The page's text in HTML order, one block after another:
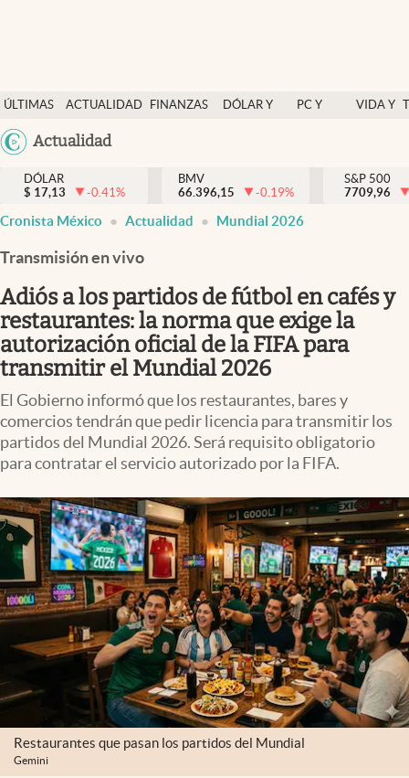
ÚLTIMAS
NOTICIAS
ACTUALIDAD
FINANZAS
DÓLAR Y
PC Y
VIDA Y
México
Actualidad
Actualidad
Finanzas y economía
Dólar y mercados
Pc y celular
Vida y estilo
Clima
Espiritualidad
abre en nueva pestaña
México
DÓLAR
$ 17,13 -0.41%
BMV
66.396,15
-0.19%
S&P 500
7709,96
Cronista México Actualidad Mundial 2026
Transmisión en vivo
Adiós a los partidos de fútbol en cafés y
restaurantes: la norma que exige la
autorización oficial de la FIFA para
transmitir el Mundial 2026
El Gobierno informó que los restaurantes, bares y
comercios tendrán que pedir licencia para transmitir los
partidos del Mundial 2026. Será requisito obligatorio
para contratar el servicio autorizado por la FIFA.
Restaurantes que pasan los partidos del Mundial
Gemini